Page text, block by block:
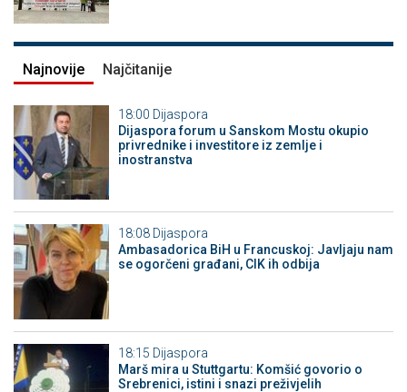
Najnovije Najčitanije
18:00 Dijaspora
Dijaspora forum u Sanskom Mostu okupio
privrednike i investitore iz zemlje i
inostranstva
18:08 Dijaspora
Ambasadorica BiH u Francuskoj: Javljaju nam
se ogorčeni građani, CIK ih odbija
18:15 Dijaspora
Marš mira u Stuttgartu: Komšić govorio o
Srebrenici, istini i snazi preživjelih